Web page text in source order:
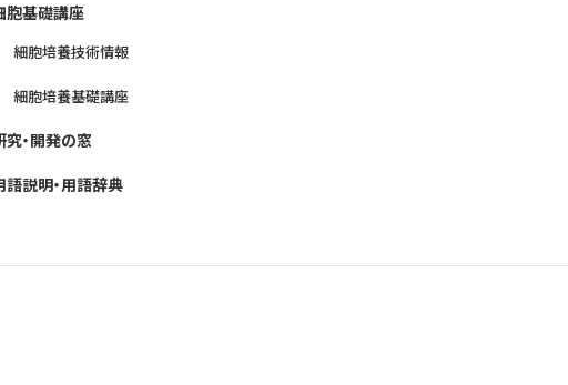
胞基礎講座
細胞培養技術情報
細胞培養基礎講座
究・開発の窓
語説明・用語辞典